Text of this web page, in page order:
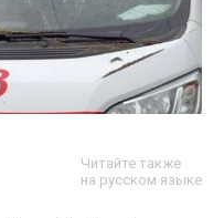
Читайте также
на русском языке